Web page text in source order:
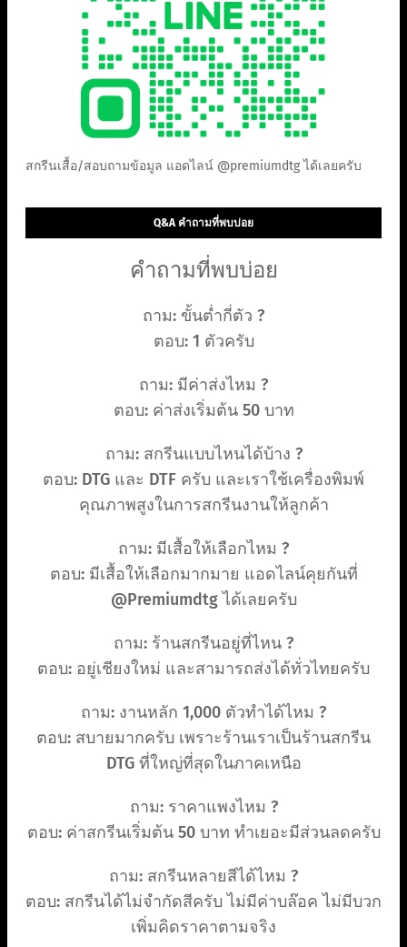
สกรีนเสื้อ/สอบถามข้อมูล แอดไลน์ @premiumdtg ได้เลยครับ
Q&A คำถามที่พบบ่อย
คำถามที่พบบ่อย
ถาม: ขั้นต่ำกี่ตัว ?
ตอบ: 1 ตัวครับ
ถาม: มีค่าส่งไหม ?
ตอบ: ค่าส่งเริ่มต้น 50 บาท
ถาม: สกรีนแบบไหนได้บ้าง ?
ตอบ: DTG และ DTF ครับ และเราใช้เครื่องพิมพ์
คุณภาพสูงในการสกรีนงานให้ลูกค้า
ถาม: มีเสื้อให้เลือกไหม ?
ตอบ: มีเสื้อให้เลือกมากมาย แอดไลน์คุยกันที่
@Premiumdtg ได้เลยครับ
ถาม: ร้านสกรีนอยู่ที่ไหน ?
ตอบ: อยู่เชียงใหม่ และสามารถส่งได้ทั่วไทยครับ
ถาม: งานหลัก 1,000 ตัวทำได้ไหม ?
ตอบ: สบายมากครับ เพราะร้านเราเป็นร้านสกรีน
DTG ที่ใหญ่ที่สุดในภาคเหนือ
ถาม: ราคาแพงไหม ?
ตอบ: ค่าสกรีนเริ่มต้น 50 บาท ทำเยอะมีส่วนลดครับ
ถาม: สกรีนหลายสีได้ไหม ?
ตอบ: สกรีนได้ไม่จำกัดสีครับ ไม่มีค่าบล๊อค ไม่มีบวก
เพิ่มคิดราคาตามจริง